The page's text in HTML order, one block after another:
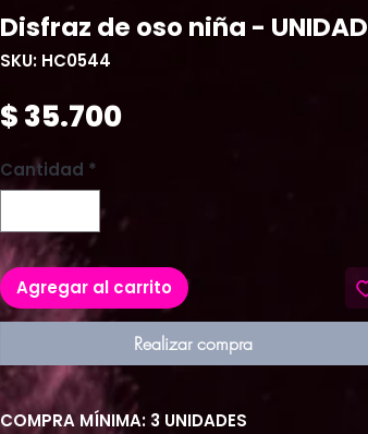
Disfraz de oso niña - UNIDAD
SKU: HC0544
$ 35.700Precio
Cantidad *
Agregar al carrito
Realizar compra
COMPRA MÍNIMA: 3 UNIDADES